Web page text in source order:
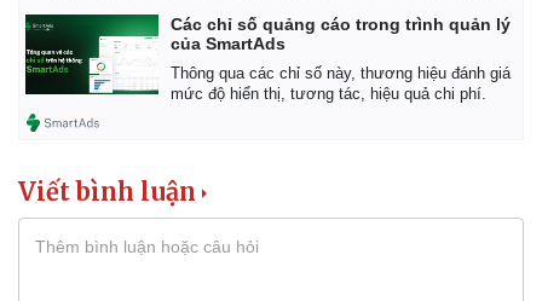
Các chỉ số quảng cáo trong trình quản lý
của SmartAds
Thông qua các chỉ số này, thương hiệu đánh giá
mức độ hiển thị, tương tác, hiệu quả chi phí.
Viết bình luận